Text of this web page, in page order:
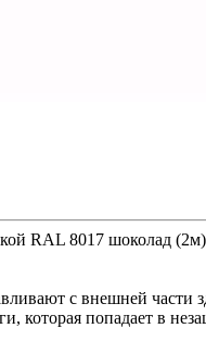
RAL 8017 шоколад (2м)
с внешней части
которая попадает в